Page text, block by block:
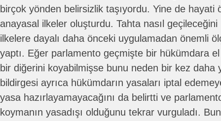
birçok yönden belirsizlik taşıyordu. Yine de hayati
anayasal ilkeler oluşturdu. Tahta nasıl
ilkelere dayalı daha önceki uygulamadan önemli
yaptı. Eğer parlamento geçmişte bir hükümdara
bir diğerini koyabilmişse bunu neden bir kez daha
bildirgesi ayrıca hükümdarın yasaları iptal
yasa hazırlayamayacağını da belirtti ve
koymanın yasadışı olduğunu tekrar vurguladı.